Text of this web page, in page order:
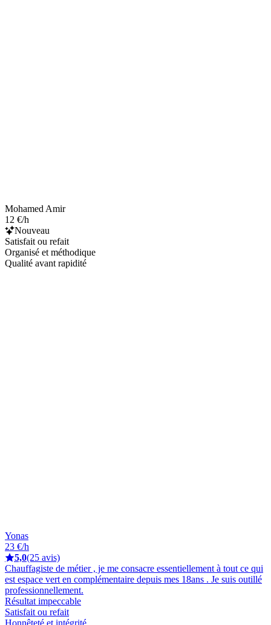
Mohamed Amir
12 €/h
Nouveau
Satisfait ou refait
Organisé et méthodique
Qualité avant rapidité
Yonas
23 €/h
5,0(25 avis)
Chauffagiste de métier , je me consacre essentiellement à tout ce qui
est espace vert en complémentaire depuis mes 18ans . Je suis outillé
professionnellement.
Résultat impeccable
Satisfait ou refait
Honnêteté et intégrité